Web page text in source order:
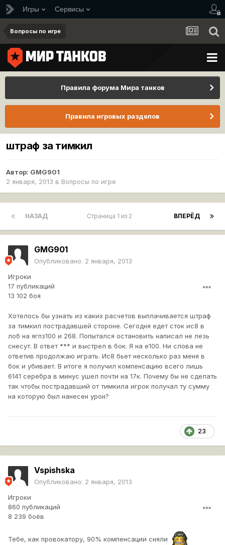
Игры Сервисы
Вопросы по игре
Правила форума Мира танков
Правила игровых разделов
штраф за тимкил
Автор: GMG901
2 января, 2013 в Вопросы по игре
НАЗАД ВПЕРЁД
Страница 1 из 2
GMG901
Опубликовано: 2 января, 2013
Игроки
17 публикаций
13 102 боя
Хотелось бы узнать из каких расчетов выплачивается штраф
за тимкил пострадавшей стороне. Сегодня едет сток ис8 в
лоб на ягпз100 и 268. Попытался остановить написал не лезь
снесут. В ответ *** и выстрел в бок. Я на е100. Ни слова не
ответив продолжаю играть. Ис8 бьет несколько раз меня в
бок и убивает. В итоге я получил компенсацию всего лишь
6141 серебра в минус ушел почти на 17к. Почему бы не сделать
так чтобы пострадавший от тимкила игрок получал ту сумму
на которую был нанесен урон?
23
Vspishska
Опубликовано: 2 января, 2013
Игроки
860 публикаций
8 239 боёв
Тебе, как провокатору, 90% компенсации сняли